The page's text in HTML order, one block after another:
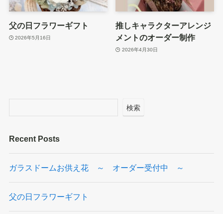
父の日フラワーギフト
2026年5月16日
推しキャラクターアレンジ
メントのオーダー制作
2026年4月30日
検索
Recent Posts
ガラスドームお供え花 ～ オーダー受付中 ～
父の日フラワーギフト